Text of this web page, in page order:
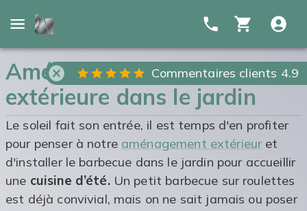
Commentaires clients 4.9
Aménager une cuisine
extérieure dans le jardin
Le soleil fait son entrée, il est temps d'en profiter
pour penser à notre aménagement extérieur et
d'installer le barbecue dans le jardin pour accueillir
une cuisine d’été.Un petit barbecue sur roulettes
est déjà convivial, mais on ne sait jamais ou poser